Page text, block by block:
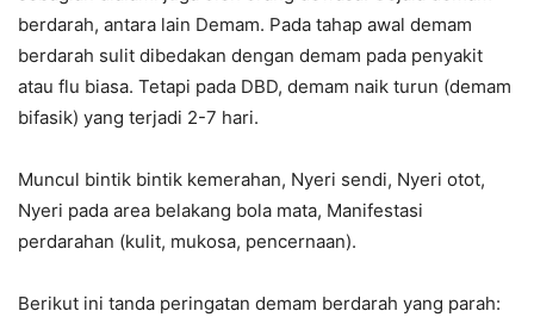
berdarah, antara lain Demam. Pada tahap awal demam
berdarah sulit dibedakan dengan demam pada penyakit
atau flu biasa. Tetapi pada DBD, demam naik turun (demam
bifasik) yang terjadi 2-7 hari.
Muncul bintik bintik kemerahan, Nyeri sendi, Nyeri otot,
Nyeri pada area belakang bola mata, Manifestasi
perdarahan (kulit, mukosa, pencernaan).
Berikut ini tanda peringatan demam berdarah yang parah: